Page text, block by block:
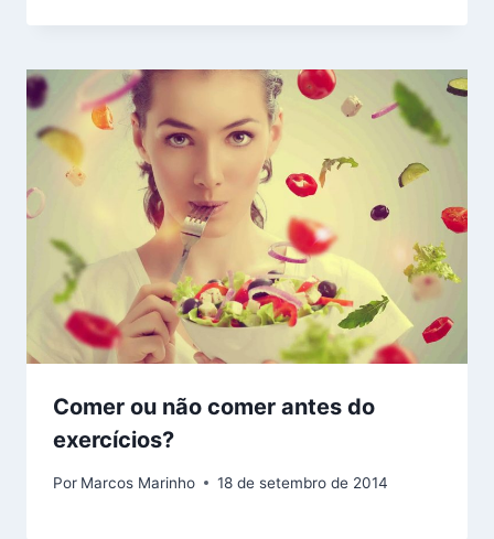
Comer ou não comer antes do
exercícios?
Por Marcos Marinho 18 de setembro de 2014